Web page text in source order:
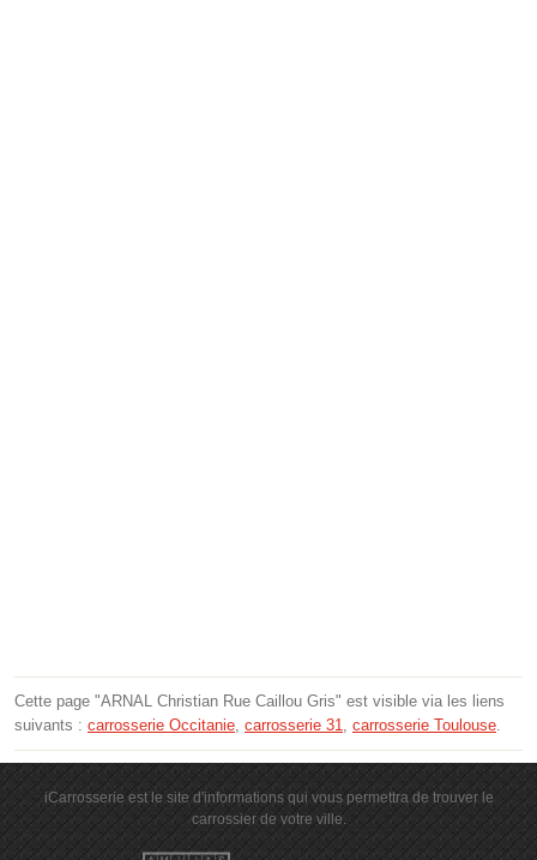
Cette page "ARNAL Christian Rue Caillou Gris" est visible via les liens
suivants : carrosserie Occitanie, carrosserie 31, carrosserie Toulouse.
iCarrosserie est le site d'informations qui vous permettra de trouver le
carrossier de votre ville.